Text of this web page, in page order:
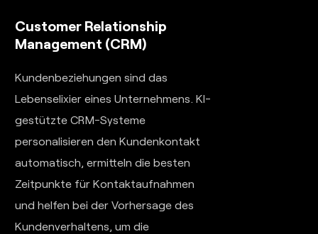
Customer Relationship
Management (CRM)
Kundenbeziehungen sind das
Lebenselixier eines Unternehmens. KI-
gestützte CRM-Systeme
personalisieren den Kundenkontakt
automatisch, ermitteln die besten
Zeitpunkte für Kontaktaufnahmen
und helfen bei der Vorhersage des
Kundenverhaltens, um die